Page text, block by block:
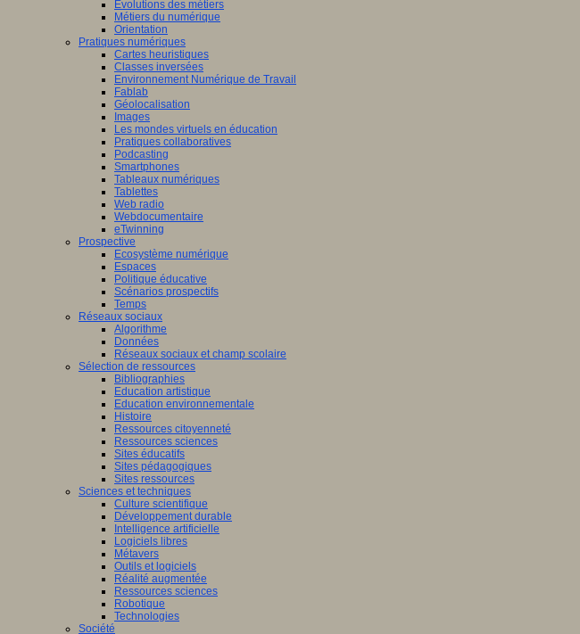
Evolutions des métiers
Métiers du numérique
Orientation
Pratiques numériques
Cartes heuristiques
Classes inversées
Environnement Numérique de Travail
Fablab
Géolocalisation
Images
Les mondes virtuels en éducation
Pratiques collaboratives
Podcasting
Smartphones
Tableaux numériques
Tablettes
Web radio
Webdocumentaire
eTwinning
Prospective
Ecosystème numérique
Espaces
Politique éducative
Scénarios prospectifs
Temps
Réseaux sociaux
Algorithme
Données
Réseaux sociaux et champ scolaire
Sélection de ressources
Bibliographies
Education artistique
Education environnementale
Histoire
Ressources citoyenneté
Ressources sciences
Sites éducatifs
Sites pédagogiques
Sites ressources
Sciences et techniques
Culture scientifique
Développement durable
Intelligence artificielle
Logiciels libres
Métavers
Outils et logiciels
Réalité augmentée
Ressources sciences
Robotique
Technologies
Société